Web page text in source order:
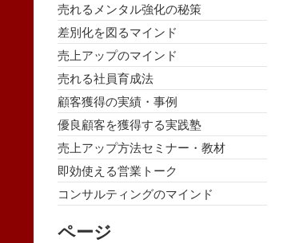
売れるメンタル強化の秘策
差別化を図るマインド
売上アップのマインド
売れる社員育成法
顧客獲得の実績・事例
優良顧客を獲得する実践塾
売上アップ方法セミナー・教材
即効使える営業トーク
コンサルティングのマインド
ページ